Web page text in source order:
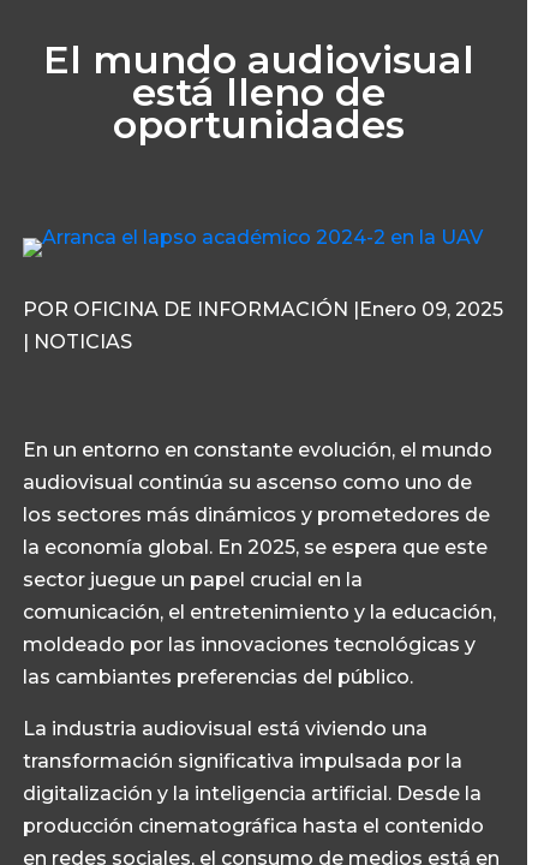
El mundo audiovisual
está lleno de
oportunidades
POR OFICINA DE INFORMACIÓN |Enero 09, 2025
| NOTICIAS
En un entorno en constante evolución, el mundo
audiovisual continúa su ascenso como uno de
los sectores más dinámicos y prometedores de
la economía global. En 2025, se espera que este
sector juegue un papel crucial en la
comunicación, el entretenimiento y la educación,
moldeado por las innovaciones tecnológicas y
las cambiantes preferencias del público.
La industria audiovisual está viviendo una
transformación significativa impulsada por la
digitalización y la inteligencia artificial. Desde la
producción cinematográfica hasta el contenido
en redes sociales, el consumo de medios está en